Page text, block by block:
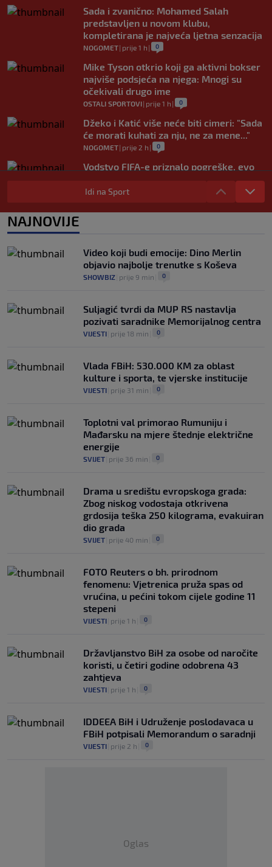
Sada i zvanično: Mohamed Salah
predstavljen u novom klubu,
kompletirana je najveća ljetna senzacija
NOGOMET| prije 1 h | 0
Mike Tyson otkrio koji ga aktivni bokser
najviše podsjeća na njega: Mnogi su
očekivali drugo ime
OSTALI SPORTOVI| prije 1 h | 0
Džeko i Katić više neće biti cimeri: "Sada
će morati kuhati za nju, ne za mene..."
NOGOMET| prije 2 h | 0
Vodstvo FIFA-e priznalo pogreške, evo
kakav je njegov stav prema Infantinu
NOGOMET|prije 2 h
Evo šta Sabalenka misli o testiranju pola
Idi na Sport
NAJNOVIJE
Video koji budi emocije: Dino Merlin
objavio najbolje trenutke s Koševa
SHOWBIZ prije 9 min 0
Suljagić tvrdi da MUP RS nastavlja
pozivati saradnike Memorijalnog centra
VIJESTI prije 18 min 0
Vlada FBiH: 530.000 KM za oblast
kulture i sporta, te vjerske institucije
VIJESTI prije 31 min 0
Toplotni val primorao Rumuniju i
Mađarsku na mjere štednje električne
energije
SVIJET prije 36 min 0
Drama u središtu evropskoga grada:
Zbog niskog vodostaja otkrivena
grdosija teška 250 kilograma, evakuiran
dio grada
SVIJET prije 40 min 0
FOTO Reuters o bh. prirodnom
fenomenu: Vjetrenica pruža spas od
vrućina, u pećini tokom cijele godine 11
stepeni
VIJESTI prije 1 h 0
Državljanstvo BiH za osobe od naročite
koristi, u četiri godine odobrena 43
zahtjeva
VIJESTI prije 1 h 0
IDDEEA BiH i Udruženje poslodavaca u
FBiH potpisali Memorandum o saradnji
VIJESTI prije 2 h 0
Oglas